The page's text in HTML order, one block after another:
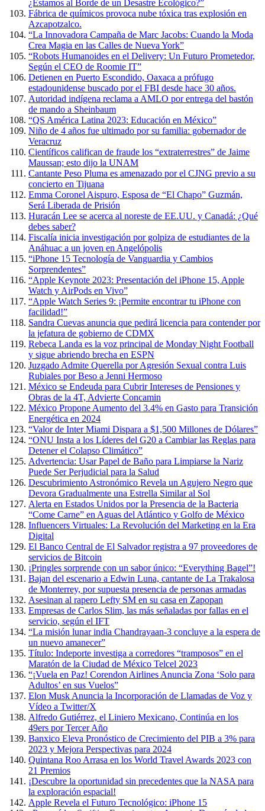
¿Estamos al Borde de un Desastre Ecológico?”
Fábrica de químicos provoca nube tóxica tras explosión en
Azcapotzalco.
“La Innovadora Campaña de Marc Jacobs: Cuando la Moda
Crea Magia en las Calles de Nueva York”
“Robots Humanoides en el Delivery: Un Futuro Prometedor,
Según el CEO de Roomie IT”
Detienen en Puerto Escondido, Oaxaca a prófugo
estadounidense buscado por el FBI desde hace 30 años.
Autoridad indígena reclama a AMLO por entrega del bastón
de mando a Sheinbaum
“QS América Latina 2023: Educación en México”
Niño de 4 años fue ultimado por su familia: gobernador de
Veracruz
Científicos califican de fraude los “extraterrestres” de Jaime
Maussan; esto dijo la UNAM
Cantante Peso Pluma es amenazado por el CJNG previo a su
concierto en Tijuana
Emma Coronel Aispuro, Esposa de “El Chapo” Guzmán,
Será Liberada de Prisión
Huracán Lee se acerca al noreste de EE.UU. y Canadá: ¿Qué
debes saber?
Fiscalía inicia investigación por golpiza de estudiantes de la
Anáhuac a un joven en Angelópolis
“iPhone 15 Tecnología de Vanguardia y Cambios
Sorprendentes”
“Apple Keynote 2023: Presentación del iPhone 15, Apple
Watch y AirPods en Vivo”
“Apple Watch Series 9: ¡Permite encontrar tu iPhone con
facilidad!”
Sandra Cuevas anuncia que pedirá licencia para contender por
la jefatura de gobierno de CDMX
Rebeca Landa es la voz principal de Monday Night Football
y sigue abriendo brecha en ESPN
Juzgado Admite Querella por Agresión Sexual contra Luis
Rubiales por Beso a Jenni Hermoso
México se Endeuda para Cubrir Intereses de Pensiones y
Obras de la 4T, Advierte Concamin
México Propone Aumento del 3.4% en Gasto para Transición
Energética en 2024
“Valor de Inter Miami Dispara a $1,500 Millones de Dólares”
“ONU Insta a los Líderes del G20 a Cambiar las Reglas para
Detener el Colapso Climático”
Advertencia: Usar Papel de Baño para Limpiarse la Nariz
Puede Ser Perjudicial para la Salud
Descubrimiento Astronómico Revela un Agujero Negro que
Devora Gradualmente una Estrella Similar al Sol
Alerta en Estados Unidos por la Presencia de la Bacteria
“Come Carne” en Aguas del Atlántico y Golfo de México
Influencers Virtuales: La Revolución del Marketing en la Era
Digital
El Banco Central de El Salvador registra a 97 proveedores de
servicios de Bitcoin
¡Pringles sorprende con un sabor único: “Everything Bagel”!
Bajan del escenario a Edwin Luna, cantante de La Trakalosa
de Monterrey, por supuesta presencia de personas armadas
Asesinan al rapero Lefty SM en su casa en Zapopan
Empresas de Carlos Slim, las más señaladas por fallas en el
servicio, según el IFT
“La misión lunar india Chandrayaan-3 concluye a la espera de
un nuevo amanecer”
Título: Indeporte investiga a corredores “tramposos” en el
Maratón de la Ciudad de México Telcel 2023
“¡Vuela en Paz! Corendon Airlines Anuncia Zona ‘Solo para
Adultos’ en sus Vuelos”
Elon Musk Anuncia la Incorporación de Llamadas de Voz y
Vídeo a Twitter/X
Alfredo Gutiérrez, el Liniero Mexicano, Continúa en los
49ers por Tercer Año
Banxico Eleva Pronóstico de Crecimiento del PIB a 3% para
2023 y Mejora Perspectivas para 2024
Quintana Roo Arrasa en los World Travel Awards 2023 con
21 Premios
¡Descubre la oportunidad sin precedentes que la NASA para
la exploración espacial!
Apple Revela el Futuro Tecnológico: iPhone 15